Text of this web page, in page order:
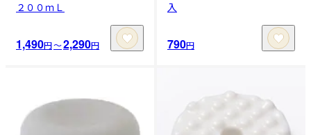
２００ｍＬ
1,490円〜2,290円
入
790円